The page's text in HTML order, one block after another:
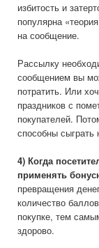
избитость и
популярна
на сообщение.
Рассылку
сообщением вы
потратить. Или
праздников с
покупателей.
способны сыграть
4) Когда
применять
превращения
количество
покупке, тем
здорово.